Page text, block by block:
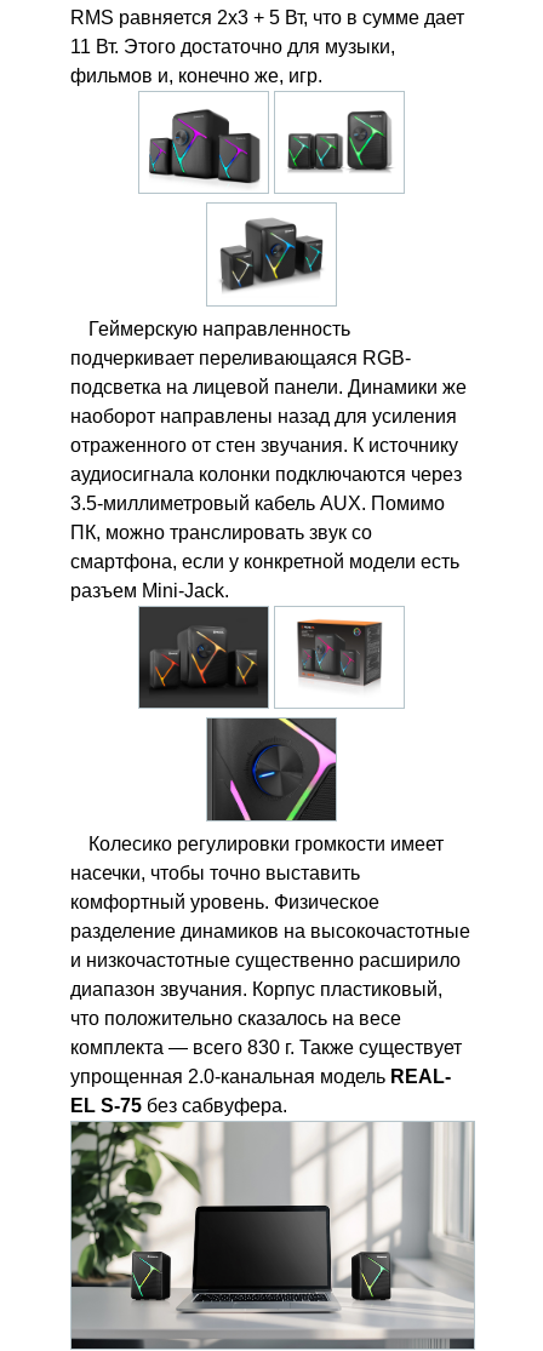
RMS равняется 2x3 + 5 Вт, что в сумме дает
11 Вт. Этого достаточно для музыки,
фильмов и, конечно же, игр.
Геймерскую направленность
подчеркивает переливающаяся RGB-
подсветка на лицевой панели. Динамики же
наоборот направлены назад для усиления
отраженного от стен звучания. К источнику
аудиосигнала колонки подключаются через
3.5-миллиметровый кабель AUX. Помимо
ПК, можно транслировать звук со
смартфона, если у конкретной модели есть
разъем Mini-Jack.
Колесико регулировки громкости имеет
насечки, чтобы точно выставить
комфортный уровень. Физическое
разделение динамиков на высокочастотные
и низкочастотные существенно расширило
диапазон звучания. Корпус пластиковый,
что положительно сказалось на весе
комплекта — всего 830 г. Также существует
упрощенная 2.0-канальная модель REAL-
EL S-75 без сабвуфера.